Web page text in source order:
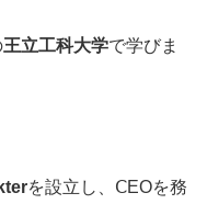
王立工科大学で学びま
を設立し、ⅭEOを務